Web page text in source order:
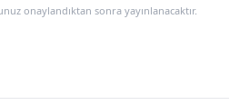
onaylandıktan sonra yayınlanacaktır.